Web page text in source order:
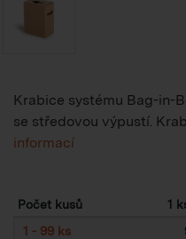
Krabice systému Bag-in-
se středovou výpustí.
informací
Počet kusů 1
1 - 99 ks